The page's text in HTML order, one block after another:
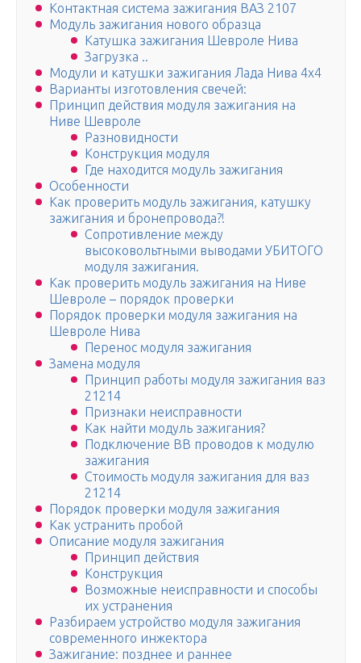
Контактная система зажигания ВАЗ 2107
Модуль зажигания нового образца
Катушка зажигания Шевроле Нива
Загрузка ..
Модули и катушки зажигания Лада Нива 4х4
Варианты изготовления свечей:
Принцип действия модуля зажигания на
Ниве Шевроле
Разновидности
Конструкция модуля
Где находится модуль зажигания
Особенности
Как проверить модуль зажигания, катушку
зажигания и бронепровода?!
Сопротивление между
высоковольтными выводами УБИТОГО
модуля зажигания.
Как проверить модуль зажигания на Ниве
Шевроле – порядок проверки
Порядок проверки модуля зажигания на
Шевроле Нива
Перенос модуля зажигания
Замена модуля
Принцип работы модуля зажигания ваз
21214
Признаки неисправности
Как найти модуль зажигания?
Подключение ВВ проводов к модулю
зажигания
Стоимость модуля зажигания для ваз
21214
Порядок проверки модуля зажигания
Как устранить пробой
Описание модуля зажигания
Принцип действия
Конструкция
Возможные неисправности и способы
их устранения
Разбираем устройство модуля зажигания
современного инжектора
Зажигание: позднее и раннее